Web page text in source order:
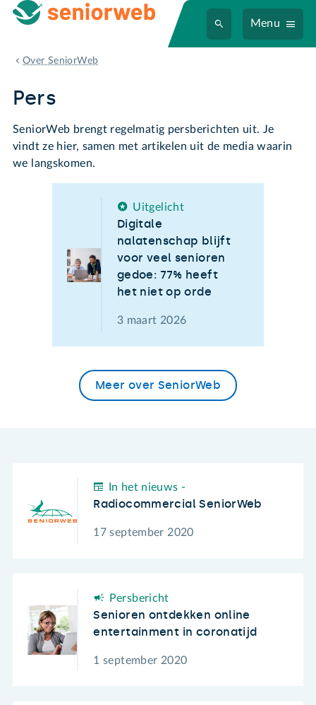
Menu
Over SeniorWeb
Pers
Pers
SeniorWeb brengt regelmatig persberichten uit. Je
vindt ze hier, samen met artikelen uit de media waarin
we langskomen.
Meer over SeniorWeb
Uitgelicht
Digitale
nalatenschap blijft
voor veel senioren
gedoe: 77% heeft
het niet op orde
3 maart 2026
In het nieuws -
Radiocommercial SeniorWeb
17 september 2020
Persbericht
Senioren ontdekken online
entertainment in coronatijd
1 september 2020